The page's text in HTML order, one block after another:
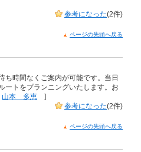
参考になった(2件)
ページの先頭へ戻る
ち時間なくご案内が可能です。当日
ートをプランニングいたします。お
山本 多恵 ]
参考になった(2件)
ページの先頭へ戻る